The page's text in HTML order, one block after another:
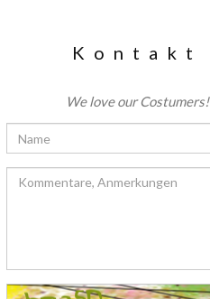
Kontakt
We love our Costumers!